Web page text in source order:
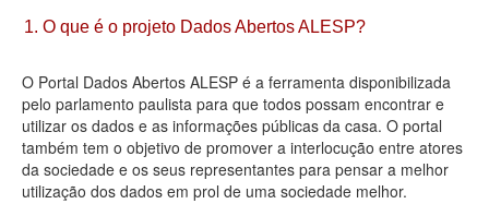
Dados Governamentais Abertos
Planejamento
Catálogo de dados
Processo Legislativo
Deputados Estaduais
1. O que é o projeto Dados Abertos ALESP?
O Portal Dados Abertos ALESP é a ferramenta disponibilizada
pelo parlamento paulista para que todos possam encontrar e
utilizar os dados e as informações públicas da casa. O portal
também tem o objetivo de promover a interlocução entre atores
da sociedade e os seus representantes para pensar a melhor
utilização dos dados em prol de uma sociedade melhor.